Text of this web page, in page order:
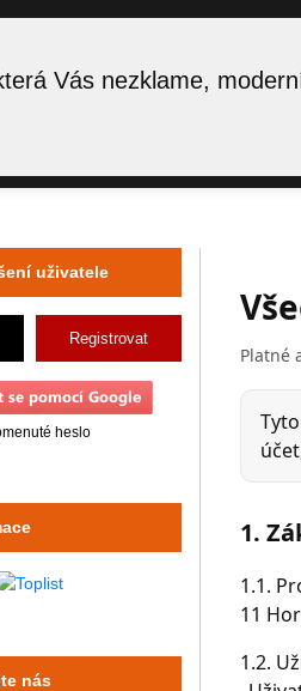
Vás nezklame,
uživatele
Registrovat
heslo
nás